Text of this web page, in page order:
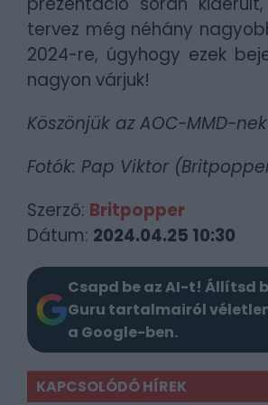
tervez még néhány
2024-re, úgyhogy ezek
nagyon várjuk!
Köszönjük az AOC-MMD-
Fotók: Pap Viktor
Szerző: Britpopper
Dátum: 2024.04.25 10:30
Csapd be az AI-t! Állítsd
Guru tartalmairól
a Google-ben.
KAPCSOLÓDÓ HÍREK